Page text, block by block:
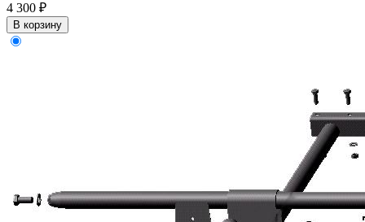
4 300 ₽
В корзину